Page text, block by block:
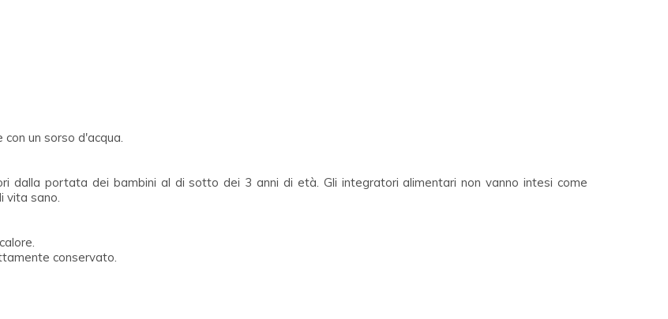
un sorso d'acqua.
dalla portata dei bambini al di sotto dei 3 anni di età. Gli integratori alimentari non vanno intesi come
vita sano.
conservato.